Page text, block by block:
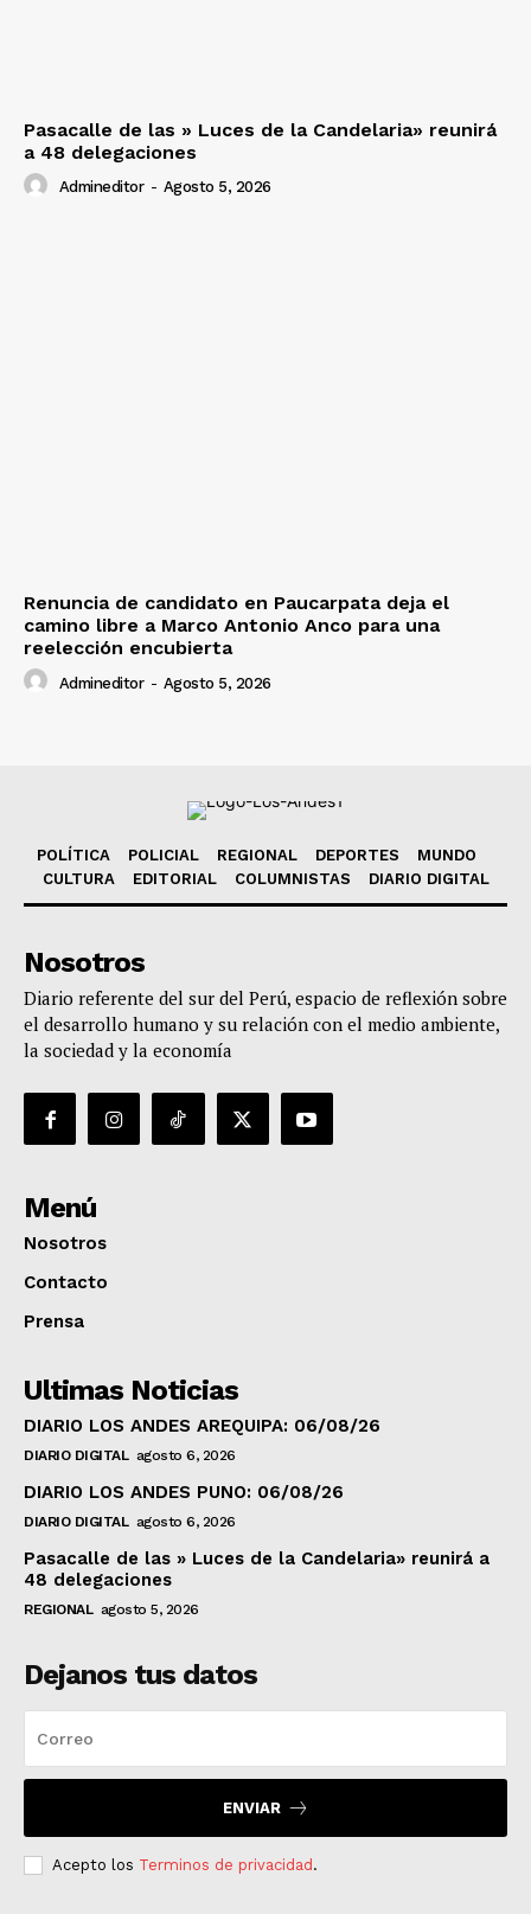
Pasacalle de las » Luces de la Candelaria» reunirá
a 48 delegaciones
Admineditor - Agosto 5, 2026
Renuncia de candidato en Paucarpata deja el
camino libre a Marco Antonio Anco para una
reelección encubierta
Admineditor - Agosto 5, 2026
POLÍTICA POLICIAL REGIONAL DEPORTES
MUNDO
CULTURA
EDITORIAL COLUMNISTAS DIARIO DIGITAL
Nosotros
Diario referente del sur del Perú, espacio de reflexión sobre
el desarrollo humano y su relación con el medio ambiente,
la sociedad y la economía
Menú
Nosotros
Contacto
Prensa
Ultimas Noticias
DIARIO LOS ANDES AREQUIPA: 06/08/26
DIARIO DIGITAL agosto 6, 2026
DIARIO LOS ANDES PUNO: 06/08/26
DIARIO DIGITAL agosto 6, 2026
Pasacalle de las » Luces de la Candelaria» reunirá a
48 delegaciones
REGIONAL agosto 5, 2026
Dejanos tus datos
ENVIAR
Acepto los Terminos de privacidad.